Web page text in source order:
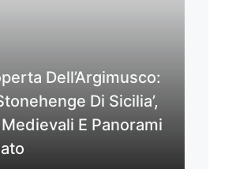
Dell’Argimusco:
Di Sicilia’,
E Panorami